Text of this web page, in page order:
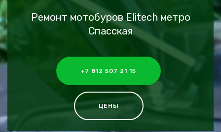
Ремонт мотобуров Elitech метро
Спасская
+7 812 507 21 15
ЦЕНЫ